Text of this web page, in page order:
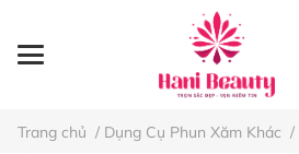
Trang chủ / Dụng Cụ Phun Xăm Khác /